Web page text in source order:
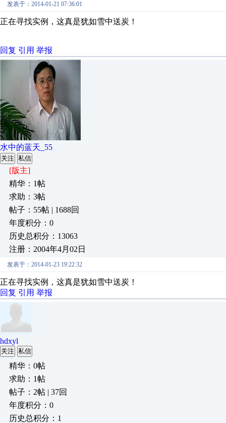
发表于：2014-01-21 07:36:01
正在寻找实例，这真是犹如雪中送炭！
回复 引用 举报
水中的蓝天_55
关注 私信
[版主]
精华：1帖
求助：3帖
帖子：55帖 | 1688回
年度积分：0
历史总积分：13063
注册：2004年4月02日
发表于：2014-01-23 19:22:32
正在寻找实例，这真是犹如雪中送炭！
回复 引用 举报
hdxyl
关注 私信
精华：0帖
求助：1帖
帖子：2帖 | 37回
年度积分：0
历史总积分：1